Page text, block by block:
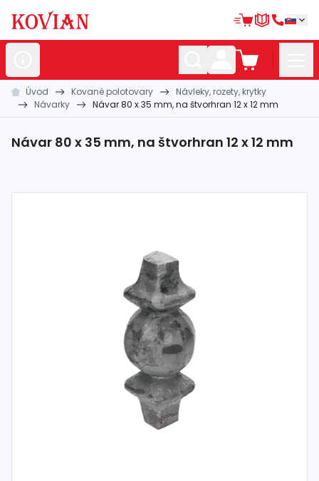
Nerezovépolotovary
Úvod Kované polotovary
Návleky, rozety, krytky
Návarky
Návar 80 x 35 mm, na štvorhran 12 x 12 mm
Návar 80 x 35 mm, na štvorhran 12 x 12 mm